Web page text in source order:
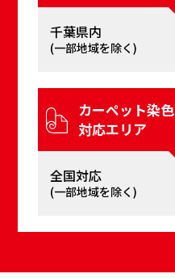
千葉県内
(⼀部地域を除く)
カーペット染⾊
対応エリア
全国対応
(⼀部地域を除く)